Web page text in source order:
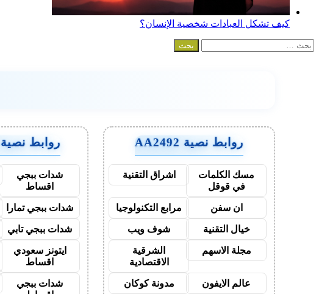
كيف تشكل العبادات شخصية الإنسان؟
البحث
روابط نصية AA2492
مسك الكلمات
في قوقل
اشراق التقنية
ان سفن مرابع التكنولوجيا
خيال التقنية شوف ويب
مجلة الاسهم
الشرقية
الاقتصادية
عالم الايفون مدونة كوكان
روابط نصية AA49895
شدات ببجي
اقساط
شدات ببجي تمارا
شدات ببجي تابي
ايتونز سعودي
اقساط
شدات ببجي